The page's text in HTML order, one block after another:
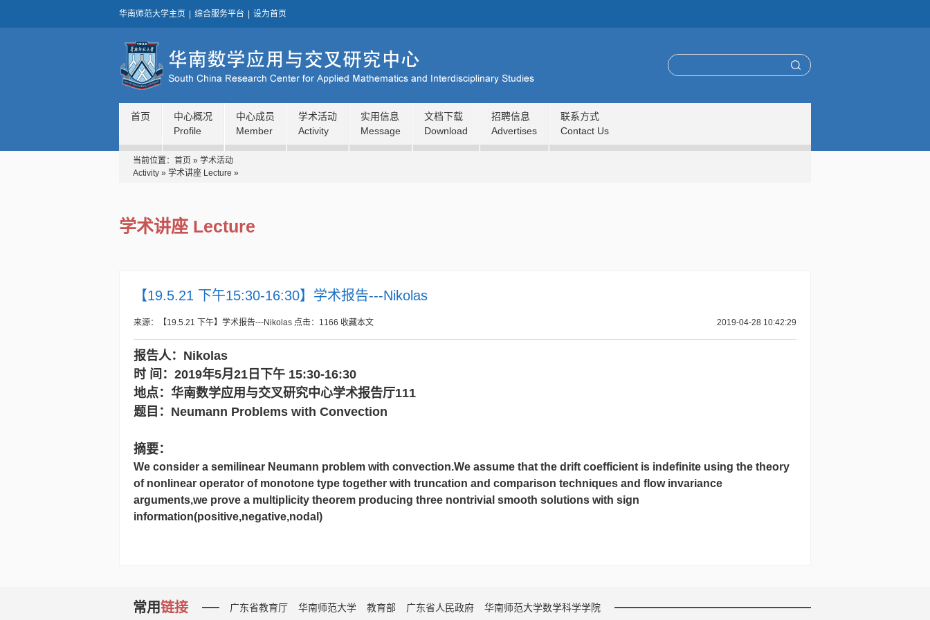
华南师范大学主页 综合服务平台 设为首页
首页
中心概况
Profile
中心成员
Member
学术活动
Activity
实用信息
Message
文档下载
Download
招聘信息
Advertises
联系方式
Contact Us
当前位置： 首页 » 学术活动
Activity » 学术讲座 Lecture »
学术讲座 Lecture
【19.5.21 下午15:30-16:30】学术报告---Nikolas
2019-04-28 10:42:29
来源：【19.5.21 下午】学术报告---Nikolas 点击： 1166 收藏本文
报告人： Nikolas
时 间：2019年5月21日下午 15:30-16:30
地点：华南数学应用与交叉研究中心学术报告厅111
题目：Neumann Problems with Convection
摘要：
We consider a semilinear Neumann problem with convection.We assume that the drift coefficient is indefinite using the theory
of nonlinear operator of monotone type together with truncation and comparison techniques and flow invariance
arguments,we prove a multiplicity theorem producing three nontrivial smooth solutions with sign
information(positive,negative,nodal)
常用链接 广东省教育厅 华南师范大学 教育部 广东省人民政府 华南师范大学数学科学学院